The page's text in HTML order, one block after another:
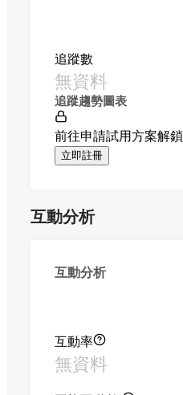
追蹤數
無資料
追蹤趨勢圖表
前往申請試用方案解鎖
立即註冊
互動分析
互動分析
互動率
無資料